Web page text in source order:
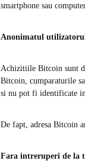
smartphone sau
Anonimatul
Achizitiile Bitcoin sunt
Bitcoin, cumparaturile
si nu pot fi identificate
De fapt, adresa Bitcoin
Fara intreruperi de la